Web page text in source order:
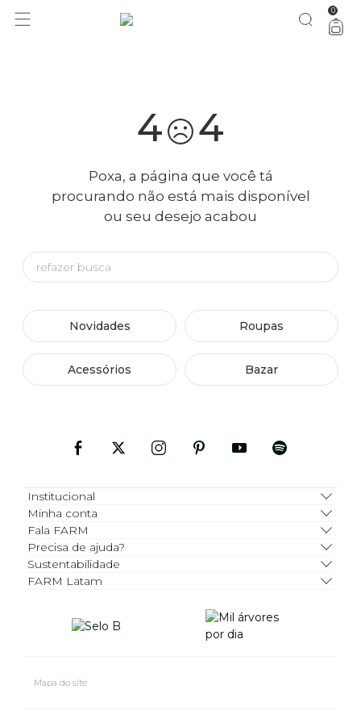
você merece 30% OFF pra comemorar com a gente aproveita! 0
4 4
Poxa, a página que você tá
procurando não está mais disponível
ou seu desejo acabou
Novidades Roupas
Acessórios Bazar
Institucional
Minha conta
Fala FARM
Precisa de ajuda?
Sustentabilidade
FARM Latam
Mapa do site